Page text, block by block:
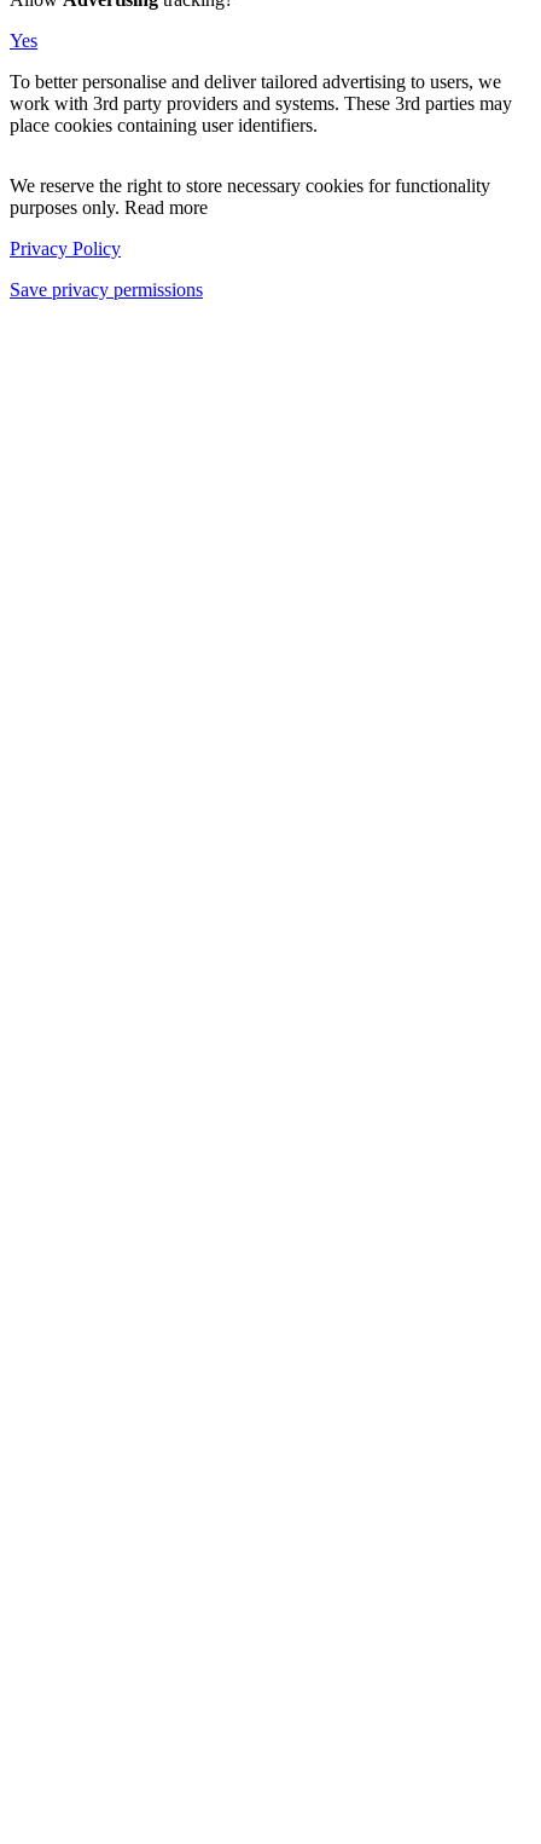
Yes
To better personalise and deliver tailored advertising to users, we
work with 3rd party providers and systems. These 3rd parties may
place cookies containing user identifiers.
We reserve the right to store necessary cookies for functionality
purposes only. Read more
Privacy Policy
Save privacy permissions